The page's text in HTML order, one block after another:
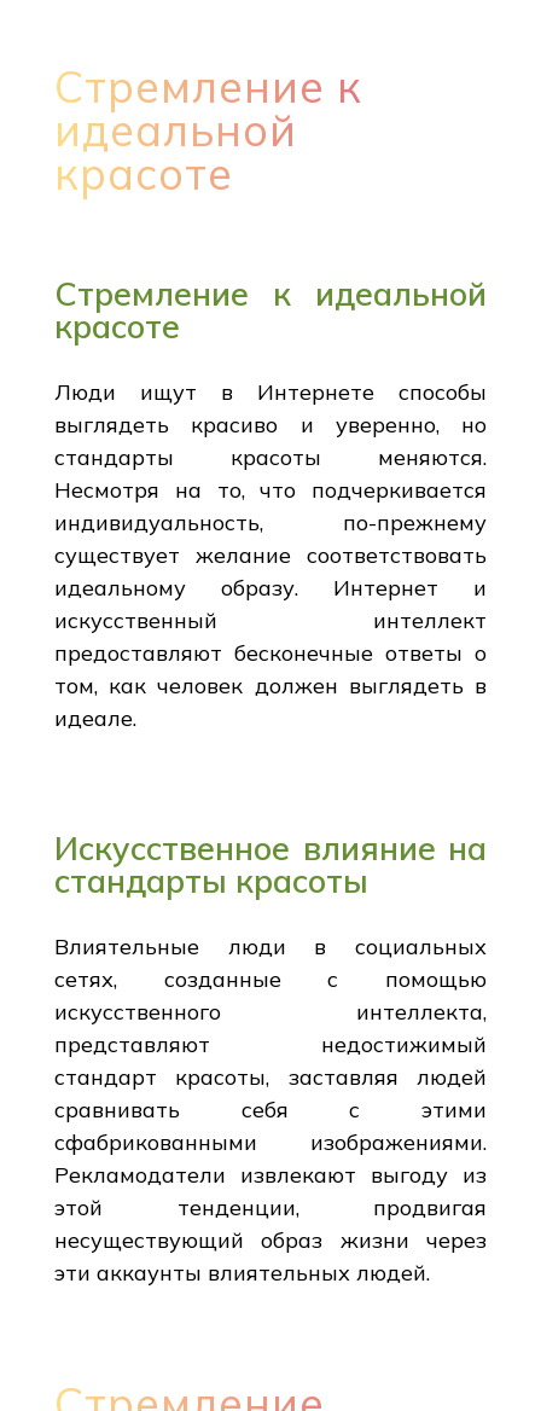
Стремление к
идеальной
красоте
Стремление к идеальной
красоте
Люди ищут в Интернете способы
выглядеть красиво и уверенно, но
стандарты красоты меняются.
Несмотря на то, что подчеркивается
индивидуальность, по-прежнему
существует желание соответствовать
идеальному образу. Интернет и
искусственный интеллект
предоставляют бесконечные ответы о
том, как человек должен выглядеть в
идеале.
Искусственное влияние на
стандарты красоты
Влиятельные люди в социальных
сетях, созданные с помощью
искусственного интеллекта,
представляют недостижимый
стандарт красоты, заставляя людей
сравнивать себя с этими
сфабрикованными изображениями.
Рекламодатели извлекают выгоду из
этой тенденции, продвигая
несуществующий образ жизни через
эти аккаунты влиятельных людей.